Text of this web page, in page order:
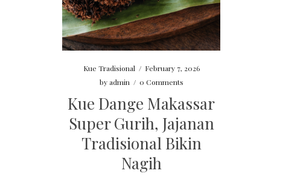
Kue Tradisional / February 7, 2026
byadmin / 0 Comments
Kue Dange Makassar
Super Gurih, Jajanan
Tradisional Bikin
Nagih